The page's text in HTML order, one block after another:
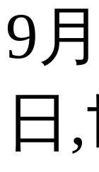
9
日